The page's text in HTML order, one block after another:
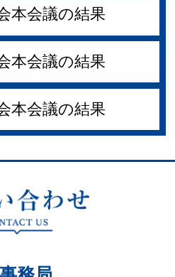
本会議の結果
本会議の結果
本会議の結果